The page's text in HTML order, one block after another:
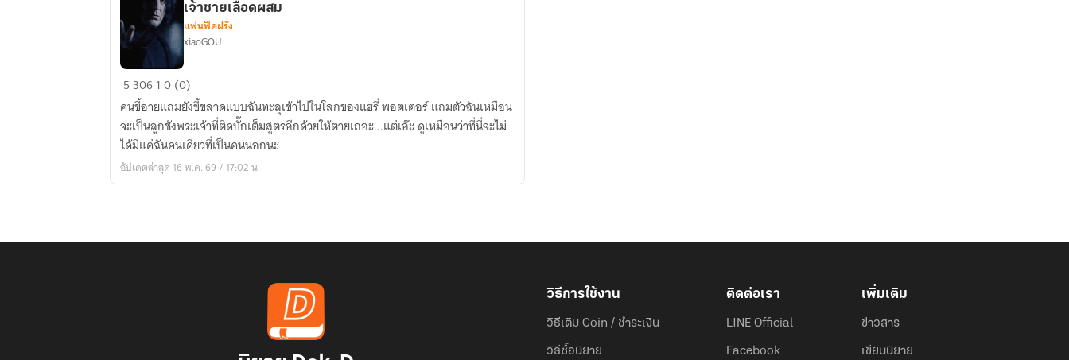
เครา
เมอร์ลิน
เถอะ!!
ขี้
ขลาด
อย่าง
เจ้าชายเลือดผสม
แฟนฟิคฝรั่ง
xiaoGOU
5 30610 (0)
คนขี้อายแถมยังขี้ขลาดแบบฉันทะลุเข้าไปในโลกของแฮรี่ พอตเตอร์ แถมตัวฉันเหมือน
จะเป็นลูกชังพระเจ้าที่ติดบั๊กเต็มสูตรอีกด้วยให้ตายเถอะ...แต่เอ๊ะ ดูเหมือนว่าที่นี่จะไม่
ได้มีแค่ฉันคนเดียวที่เป็นคนนอกนะ
อัปเดตล่าสุด 16 พ.ค. 69 / 17:02 น.
วิธีการใช้งาน
วิธีเติม Coin / ชำระเงิน
วิธีซื้อนิยาย
ติดต่อเรา
LINE Official
Facebook
เพิ่มเติม
ข่าวสาร
เขียนนิยาย